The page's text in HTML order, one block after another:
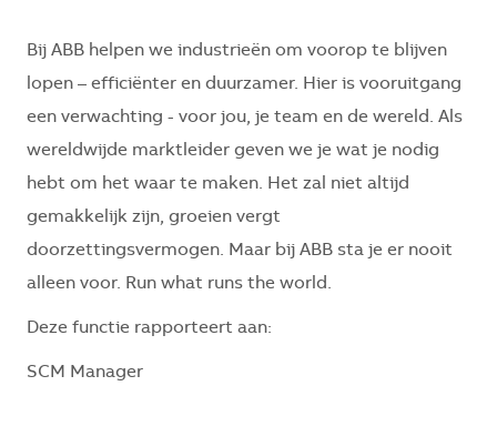
Bij ABB helpen we industrieën om voorop te blijven
lopen – efficiënter en duurzamer. Hier is vooruitgang
een verwachting - voor jou, je team en de wereld. Als
wereldwijde marktleider geven we je wat je nodig
hebt om het waar te maken. Het zal niet altijd
gemakkelijk zijn, groeien vergt
doorzettingsvermogen. Maar bij ABB sta je er nooit
alleen voor. Run what runs the world.
Deze functie rapporteert aan:
SCM Manager